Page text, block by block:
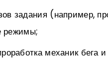
задания (например,
режимы;
механик бега